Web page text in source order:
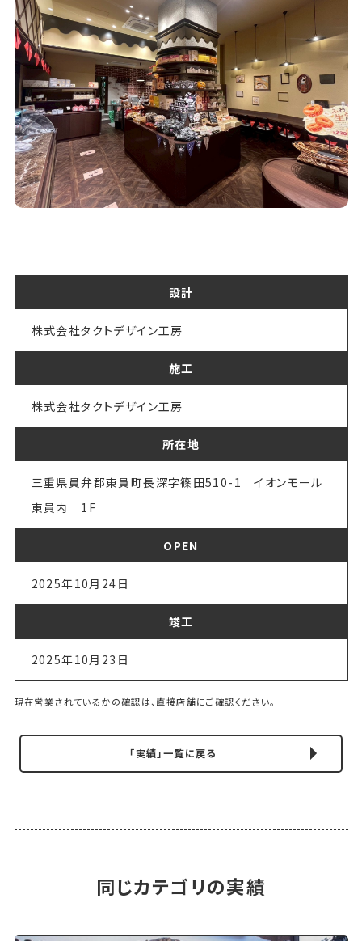
設計
株式会社タクトデザイン工房
施工
株式会社タクトデザイン工房
所在地
三重県員弁郡東員町長深字篠田510-1 イオンモール
東員内 1F
OPEN
2025年10月24日
竣工
2025年10月23日
現在営業されているかの確認は、直接店舗にご確認ください。
「実績」一覧に戻る
同じカテゴリの実績